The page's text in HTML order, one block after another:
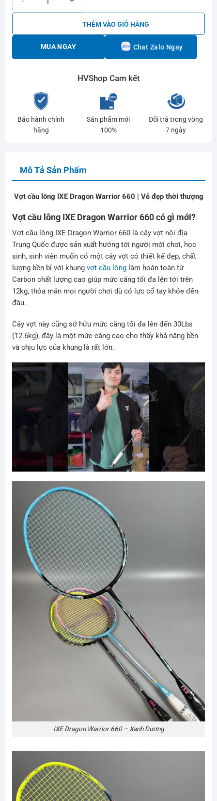
THÊM VÀO GIỎ HÀNG
MUA NGAY Chat Zalo Ngay
HVShop Cam kết
Bảo hành chính
hãng
Sản phẩm mới
100%
Đổi trả trong vòng
7 ngày
Mô Tả Sản Phẩm
Vợt cầu lông IXE Dragon Warrior 660 | Vẻ đẹp thời thượng
Vợt cầu lông IXE Dragon Warrior 660 có gì mới?
Vợt cầu lông IXE Dragon Warrior 660 là cây vợt nội địa
Trung Quốc được sản xuất hướng tới người mới chơi, học
sinh, sinh viên muốn có một cây vợt có thiết kế đẹp, chất
lượng bền bỉ với khung vợt cầu lônglàm hoàn toàn từ
Carbon chất lượng cao giúp mức căng tối đa lên tới trên
12kg, thỏa mãn mọi người chơi dù có lực cổ tay khỏe đến
đâu.
Cây vợt này cũng sở hữu mức căng tối đa lên đến 30Lbs
(12.6kg), đây là một mức căng cao cho thấy khả năng bền
và chịu lực của khung là rất lớn.
IXE Dragon Warrior 660 – Xanh Dương